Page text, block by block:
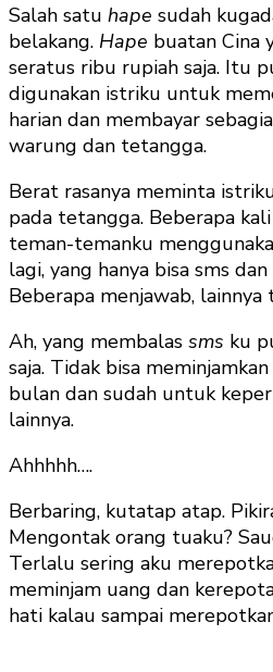
Salah satu hape sudah
belakang. Hape buatan Cina
seratus ribu rupiah saja. Itu
digunakan istriku untuk
harian dan membayar
warung dan tetangga.
Berat rasanya meminta
pada tetangga. Beberapa
teman-temanku
lagi, yang hanya bisa sms
Beberapa menjawab, lainnya
Ah, yang membalas sms ku
saja. Tidak bisa
bulan dan sudah untuk
lainnya.
Ahhhhh….
Berbaring, kutatap atap.
Mengontak orang tuaku?
Terlalu sering aku
meminjam uang dan
hati kalau sampai